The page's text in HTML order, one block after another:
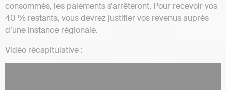
consommés, les paiements s’arrêteront. Pour recevoir vos
40 % restants, vous devrez justifier vos revenus auprès
d’une instance régionale.
Vidéo récapitulative :